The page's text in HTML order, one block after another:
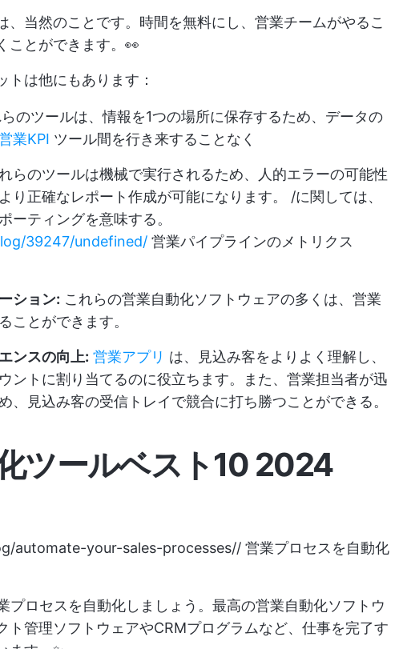
、当然のことです。時間を無料にし、営業チームがやるこ
ことができます。👀
は他にもあります：
のツールは、情報を1つの場所に保存するため、データの
業KPI ツール間を行き来することなく
らのツールは機械で実行されるため、人的エラーの可能性
り正確なレポート作成が可能になります。 /に関しては、
ーティングを意味する。
39247/undefined/ 営業パイプラインのメトリクス
ション: これらの営業自動化ソフトウェアの多くは、営業
ことができます。
ンスの向上: 営業アプリ は、見込み客をよりよく理解し、
ントに割り当てるのに役立ちます。また、営業担当者が迅
、見込み客の受信トレイで競合に打ち勝つことができる。
ツールベスト10 2024
automate-your-sales-processes// 営業プロセスを自動化
プロセスを自動化しましょう。最高の営業自動化ソフトウ
ト管理ソフトウェアやCRMプログラムなど、仕事を完了す